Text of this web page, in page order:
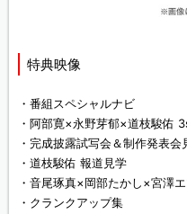
特典映像
・番組スペシャルナビ
・阿部寛×永野芽郁×道枝駿佑
・完成披露試写会＆制作発表会
・道枝駿佑 報道見学
・音尾琢真×岡部たかし×宮澤
・クランクアップ集